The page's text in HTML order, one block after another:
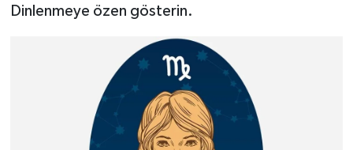
Dinlenmeye özen gösterin.